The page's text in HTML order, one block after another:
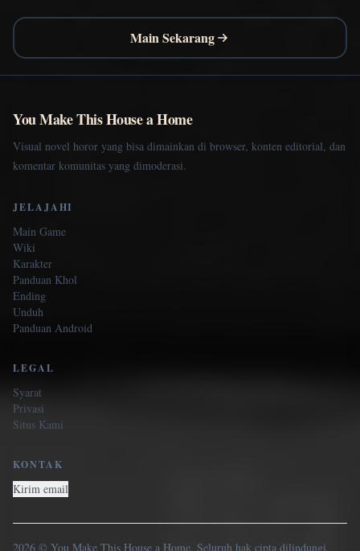
Main Sekarang
You Make This House a Home
Visual novel horor yang bisa dimainkan di browser, konten editorial, dan
komentar komunitas yang dimoderasi.
JELAJAHI
Main Game
Wiki
Karakter
Panduan Khol
Ending
Unduh
Panduan Android
LEGAL
Syarat
Privasi
Situs Kami
KONTAK
Kirim email
2026 © You Make This House a Home. Seluruh hak cipta dilindungi.